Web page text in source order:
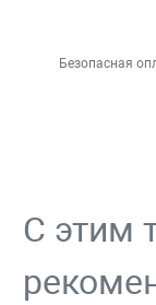
Безопасная
С этим